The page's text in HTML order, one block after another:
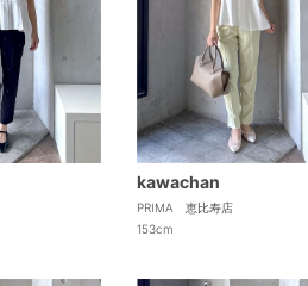
kawachan
PRIMA 恵比寿店
153cm